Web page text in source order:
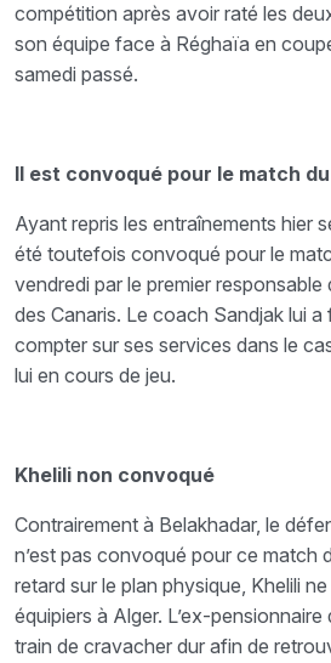
compétition après avoir raté les
son équipe face à Réghaïa en
samedi passé.
Il est convoqué pour le match
Ayant repris les entraînements hier
été toutefois convoqué pour le
vendredi par le premier responsable
des Canaris. Le coach Sandjak lui a
compter sur ses services dans le
lui en cours de jeu.
Khelili non convoqué
Contrairement à Belakhadar, le
n’est pas convoqué pour ce match
retard sur le plan physique, Khelili
équipiers à Alger. L’ex-
train de cravacher dur afin de